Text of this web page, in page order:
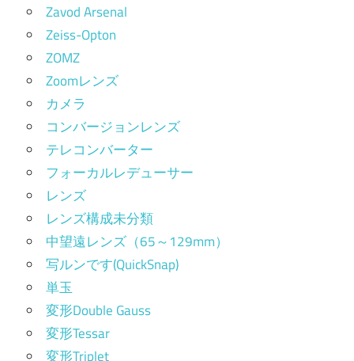
Zavod Arsenal
Zeiss-Opton
ZOMZ
Zoomレンズ
カメラ
コンバージョンレンズ
テレコンバーター
フォーカルレデューサー
レンズ
レンズ構成未分類
中望遠レンズ（65～129mm）
写ルンです(QuickSnap)
単玉
変形Double Gauss
変形Tessar
変形Triplet